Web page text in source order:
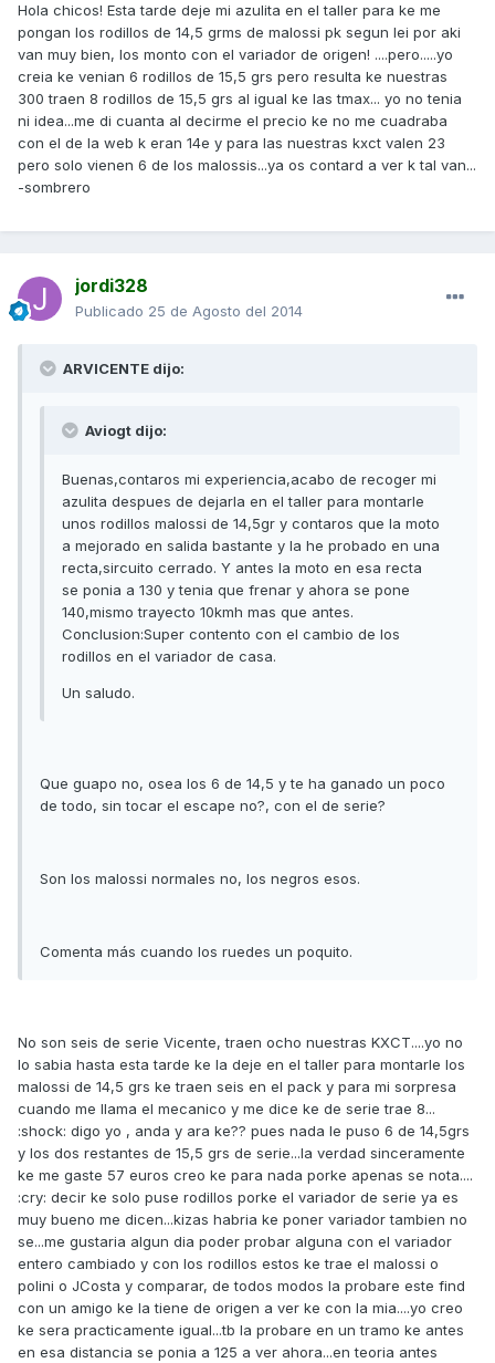
Hola chicos! Esta tarde deje mi azulita en el taller para ke me
pongan los rodillos de 14,5 grms de malossi pk segun lei por aki
van muy bien, los monto con el variador de origen! ....pero.....yo
creia ke venian 6 rodillos de 15,5 grs pero resulta ke nuestras
300 traen 8 rodillos de 15,5 grs al igual ke las tmax... yo no tenia
ni idea...me di cuanta al decirme el precio ke no me cuadraba
con el de la web k eran 14e y para las nuestras kxct valen 23
pero solo vienen 6 de los malossis...ya os contard a ver k tal van...
-sombrero
jordi328
Publicado 25 de Agosto del 2014
ARVICENTE dijo:
Aviogt dijo:
Buenas,contaros mi experiencia,acabo de recoger mi
azulita despues de dejarla en el taller para montarle
unos rodillos malossi de 14,5gr y contaros que la moto
a mejorado en salida bastante y la he probado en una
recta,sircuito cerrado. Y antes la moto en esa recta
se ponia a 130 y tenia que frenar y ahora se pone
140,mismo trayecto 10kmh mas que antes.
Conclusion:Super contento con el cambio de los
rodillos en el variador de casa.
Un saludo.
Que guapo no, osea los 6 de 14,5 y te ha ganado un poco
de todo, sin tocar el escape no?, con el de serie?
Son los malossi normales no, los negros esos.
Comenta más cuando los ruedes un poquito.
No son seis de serie Vicente, traen ocho nuestras KXCT....yo no
lo sabia hasta esta tarde ke la deje en el taller para montarle los
malossi de 14,5 grs ke traen seis en el pack y para mi sorpresa
cuando me llama el mecanico y me dice ke de serie trae 8...
:shock: digo yo , anda y ara ke?? pues nada le puso 6 de 14,5grs
y los dos restantes de 15,5 grs de serie...la verdad sinceramente
ke me gaste 57 euros creo ke para nada porke apenas se nota....
:cry: decir ke solo puse rodillos porke el variador de serie ya es
muy bueno me dicen...kizas habria ke poner variador tambien no
se...me gustaria algun dia poder probar alguna con el variador
entero cambiado y con los rodillos estos ke trae el malossi o
polini o JCosta y comparar, de todos modos la probare este find
con un amigo ke la tiene de origen a ver ke con la mia....yo creo
ke sera practicamente igual...tb la probare en un tramo ke antes
en esa distancia se ponia a 125 a ver ahora...en teoria antes